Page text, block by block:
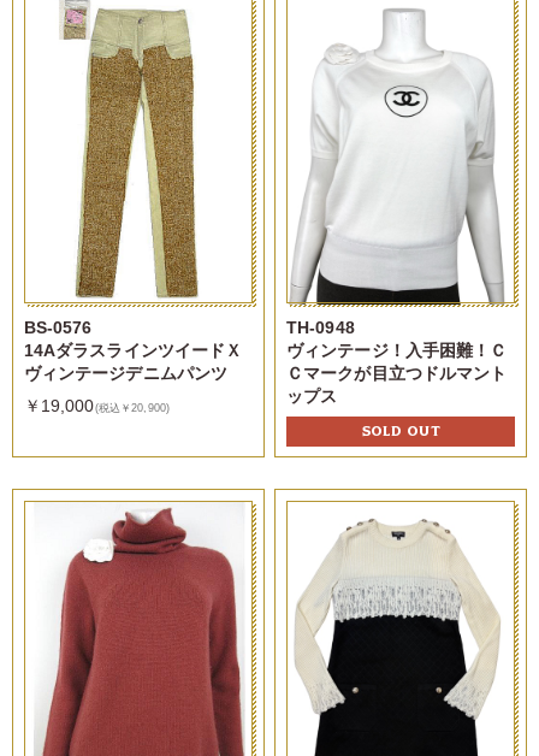
BS-0576
14AダラスラインツイードＸ
ヴィンテージデニムパンツ
￥19,000(税込￥20,900)
TH-0948
ヴィンテージ！入手困難！Ｃ
Ｃマークが目立つドルマント
ップス
SOLD OUT